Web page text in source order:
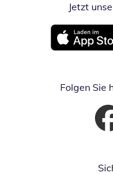
Jetzt
Öffnet in
Folgen Sie